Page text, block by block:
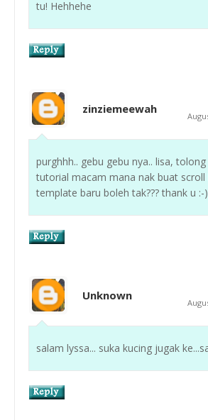
tu! Hehhehe
zinziemeewah
purghhh.. gebu gebu nya.. lisa,
tutorial macam mana nak buat
template baru boleh tak??? thank u :-)
Unknown
salam lyssa... suka kucing jugak